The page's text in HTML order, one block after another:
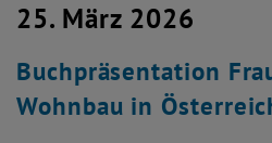
Aktuelles
25. März 2026
Buchpräsentation
Wohnbau in